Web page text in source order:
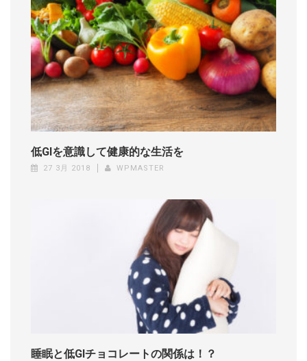
低GIを意識して健康的な生活を
27 3月 2018 WPMASTER
睡眠と低GIチョコレートの関係は！？